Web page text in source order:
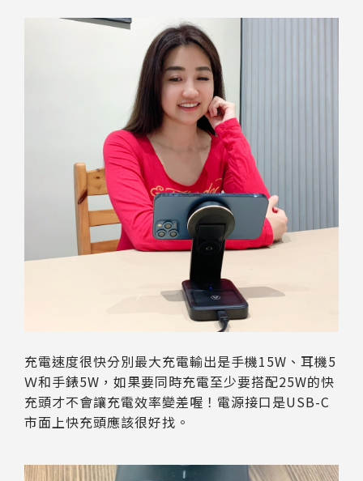
充電速度很快分別最大充電輸出是手機15W、耳機5
Ｗ和手錶5W，如果要同時充電至少要搭配25W的快
充頭才不會讓充電效率變差喔！電源接口是USB-C
市面上快充頭應該很好找。